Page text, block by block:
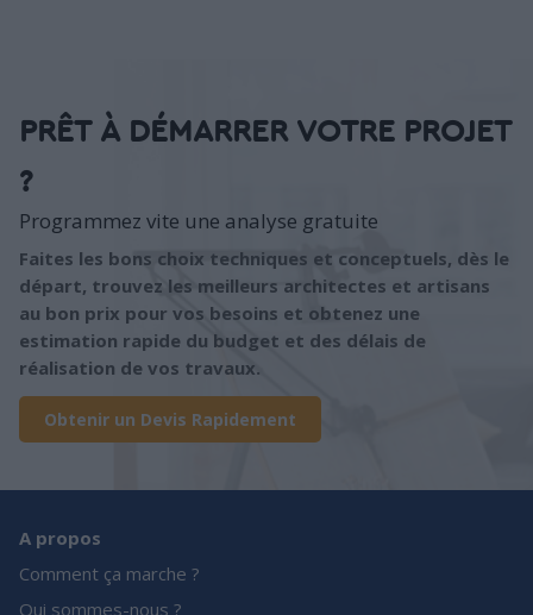
PRÊT À DÉMARRER VOTRE PROJET
?
Programmez vite une analyse gratuite
Faites les bons choix techniques et conceptuels, dès le
départ, trouvez les meilleurs architectes et artisans
au bon prix pour vos besoins et obtenez une
estimation rapide du budget et des délais de
réalisation de vos travaux.
Obtenir un Devis Rapidement
A propos
Comment ça marche ?
Qui sommes-nous ?